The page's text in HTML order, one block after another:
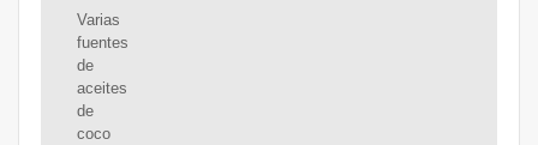
Varias
fuentes
de
aceites
de
coco